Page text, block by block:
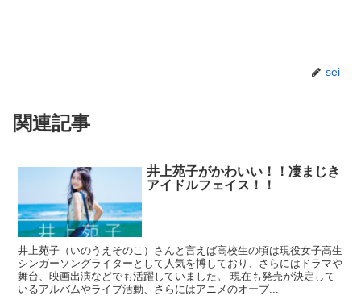
sei
関連記事
井上苑子がかわいい！！凄まじき
アイドルフェイス！！
井上苑子（いのうえそのこ）さんと言えば高校生の頃は現役女子高生
シンガーソングライターとして人気を博しており、さらにはドラマや
舞台、映画出演などでも活躍していました。 現在も発売が決定して
いるアルバムやライブ活動、さらにはアニメのオープ...